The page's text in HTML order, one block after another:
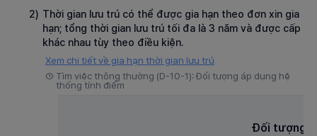
2) Thời gian lưu trú có thể được gia hạn theo đơn xin gia
hạn; tổng thời gian lưu trú tối đa là 3 năm và được cấp
khác nhau tùy theo điều kiện.
Xem chi tiết về gia hạn thời gian lưu trú
① Tìm việc thông thường (D-10-1): Đối tượng áp dụng hệ
thống tính điểm
Đối tượng